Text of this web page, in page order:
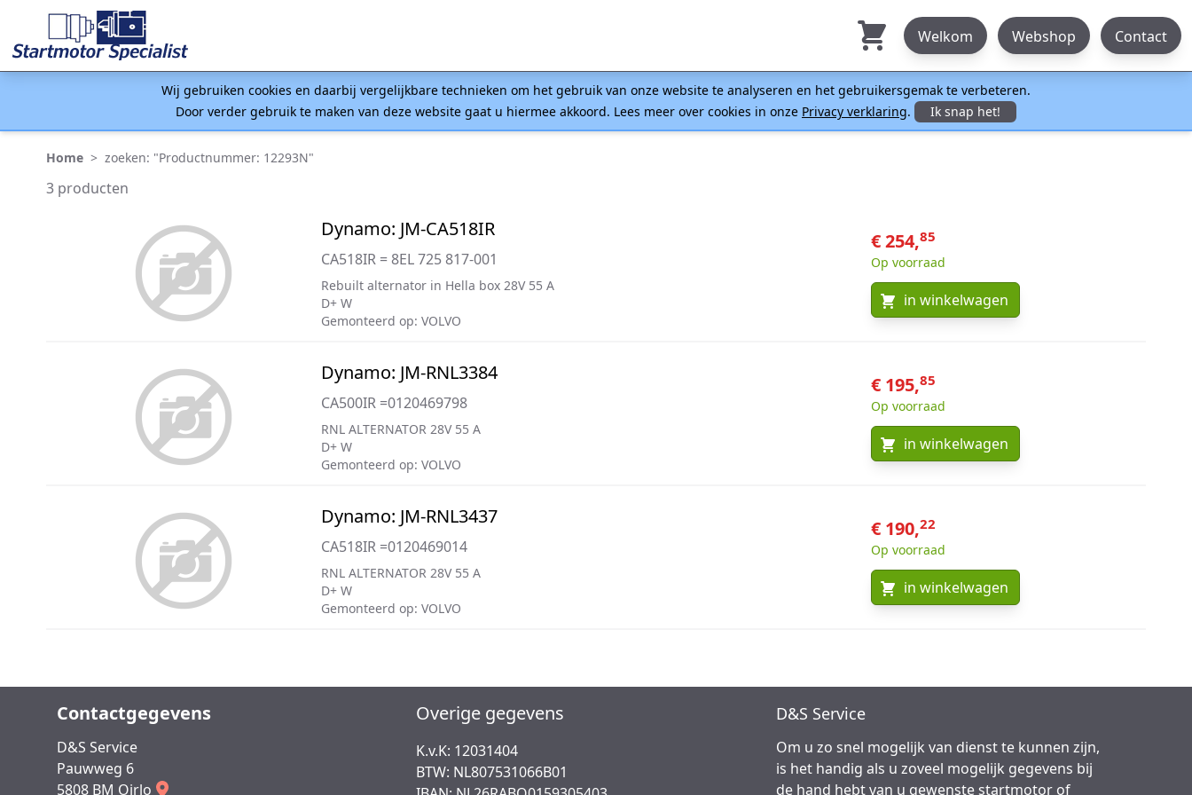
Welkom Webshop Contact
Wij gebruiken cookies en daarbij vergelijkbare technieken om het gebruik van onze website te analyseren en het gebruikersgemak te verbeteren.
Door verder gebruik te maken van deze website gaat u hiermee akkoord. Lees meer over cookies in onze Privacy verklaring. Ik snap het!
Home > zoeken: "Productnummer: 12293N"
3 producten
Dynamo: JM-CA518IR
CA518IR = 8EL 725 817-001
Rebuilt alternator in Hella box 28V 55 A
D+ W
Gemonteerd op: VOLVO
€ 254,85
Op voorraad
in winkelwagen
Dynamo: JM-RNL3384
CA500IR =0120469798
RNL ALTERNATOR 28V 55 A
D+ W
Gemonteerd op: VOLVO
€ 195,85
Op voorraad
in winkelwagen
Dynamo: JM-RNL3437
CA518IR =0120469014
RNL ALTERNATOR 28V 55 A
D+ W
Gemonteerd op: VOLVO
€ 190,22
Op voorraad
in winkelwagen
Contactgegevens
D&S Service
Pauwweg 6
5808 BM Oirlo
Overige gegevens
K.v.K: 12031404
BTW: NL807531066B01
D&S Service
Om u zo snel mogelijk van dienst te kunnen zijn,
is het handig als u zoveel mogelijk gegevens bij
de hand hebt van u gewenste startmotor of